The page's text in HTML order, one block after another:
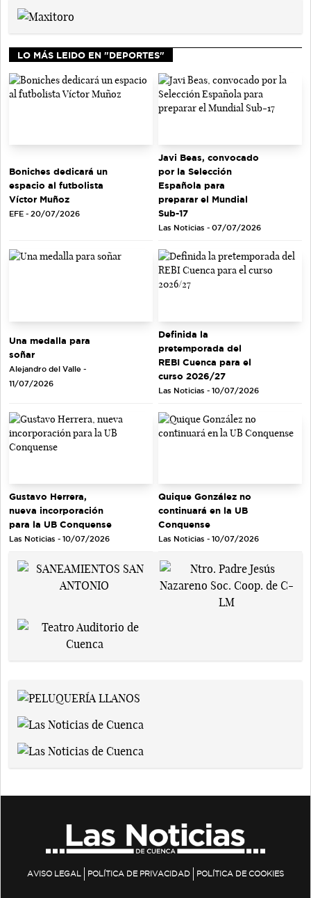
LO MÁS LEIDO EN "DEPORTES"
Boniches dedicará un
espacio al futbolista
Víctor Muñoz
EFE - 20/07/2026
Javi Beas, convocado
por la Selección
Española para
preparar el Mundial
Sub-17
Las Noticias - 07/07/2026
Una medalla para
soñar
Alejandro del Valle -
11/07/2026
Definida la
pretemporada del
REBI Cuenca para el
curso 2026/27
Las Noticias - 10/07/2026
Gustavo Herrera,
nueva incorporación
para la UB Conquense
Las Noticias - 10/07/2026
Quique González no
continuará en la UB
Conquense
Las Noticias - 10/07/2026
AVISO LEGAL POLÍTICA DE PRIVACIDAD POLÍTICA DE COOKIES